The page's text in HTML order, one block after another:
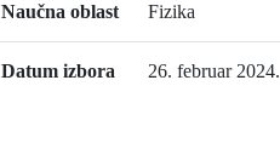
Naučna oblast Fizika
Datum izbora 26. februar 2024.